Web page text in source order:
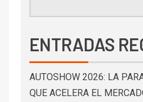
ENTRADAS
AUTOSHOW 2026: LA
QUE ACELERA EL